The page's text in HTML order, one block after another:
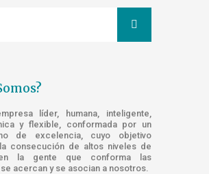
líder, humana, inteligente,
y flexible, conformada por un
de excelencia, cuyo objetivo
consecución de altos niveles de
en la gente que conforma las
acercan y se asocian a nosotros.